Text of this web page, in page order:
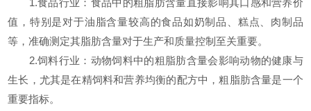
1.食品行业：食品中的粗脂肪含量直接影响其口感和营养价
值，特别是对于油脂含量较高的食品如奶制品、糕点、肉制品
等，准确测定其脂肪含量对于生产和质量控制至关重要。
2.饲料行业：动物饲料中的粗脂肪含量会影响动物的健康与
生长，尤其是在精饲料和营养均衡的配方中，粗脂肪含量是一个
重要指标。